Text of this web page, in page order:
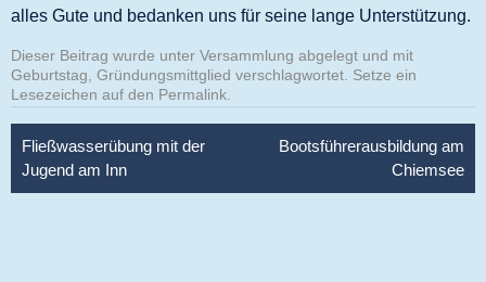
alles Gute und bedanken uns für seine lange Unterstützung.
Dieser Beitrag wurde unter Versammlung abgelegt und mit
Geburtstag Gründungsmittglied verschlagwortet. Setze ein
Lesezeichen auf den Permalink
Beitragsnavigation
Fließwasserübung mit der
Jugend am Inn
Bootsführerausbildung am
Chiemsee